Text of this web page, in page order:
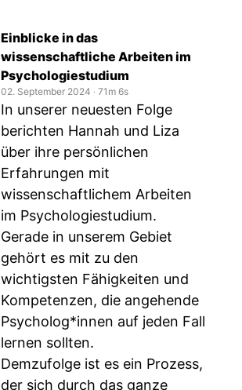
Einblicke in das
wissenschaftliche Arbeiten im
Psychologiestudium
02. September 2024 ‧ 71m 6s
In unserer neuesten Folge
berichten Hannah und Liza
über ihre persönlichen
Erfahrungen mit
wissenschaftlichem Arbeiten
im Psychologiestudium.
Gerade in unserem Gebiet
gehört es mit zu den
wichtigsten Fähigkeiten und
Kompetenzen, die angehende
Psycholog*innen auf jeden Fall
lernen sollten.
Demzufolge ist es ein Prozess,
der sich durch das ganze